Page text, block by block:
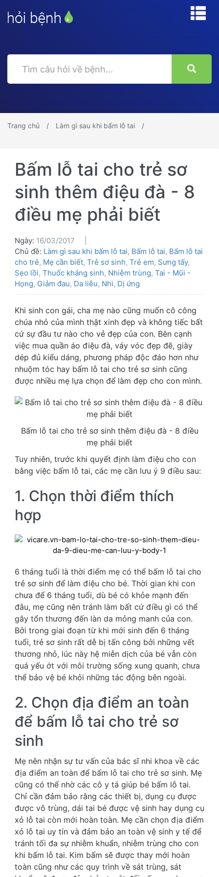
Trang chủ Làm gì sau khi bấm lỗ tai
Bấm lỗ tai cho trẻ sơ
sinh thêm điệu đà - 8
điều mẹ phải biết
Ngày: 16/03/2017
Chủ đề: Làm gì sau khi bấm lỗ tai, Bấm lỗ tai, Bấm lỗ tai
cho trẻ, Mẹ cần biết, Trẻ sơ sinh, Trẻ em, Sưng tấy,
Sẹo lồi, Thuốc kháng sinh, Nhiễm trùng, Tai - Mũi -
Họng, Giảm đau, Da liễu, Nhi, Dị ứng
Khi sinh con gái, cha mẹ nào cũng muốn cô công
chúa nhỏ của mình thật xinh đẹp và không tiếc bất
cứ sự đầu tư nào cho vẻ đẹp của con. Bên cạnh
việc mua quần áo điệu đà, váy vóc đẹp đẽ, giày
dép đủ kiểu dáng, phương pháp độc đáo hơn như
nhuộm tóc hay bấm lỗ tai cho trẻ sơ sinh cũng
được nhiều mẹ lựa chọn để làm đẹp cho con mình.
Bấm lỗ tai cho trẻ sơ sinh thêm điệu đà - 8 điều
mẹ phải biết
Tuy nhiên, trước khi quyết định làm điệu cho con
bằng việc bấm lỗ tai, các mẹ cần lưu ý 9 điều sau:
1. Chọn thời điểm thích
hợp
6 tháng tuổi là thời điểm mẹ có thể bấm lỗ tai cho
trẻ sơ sinh để làm điệu cho bé. Thời gian khi con
chưa để 6 tháng tuổi, dù bé có khỏe mạnh đến
đâu, mẹ cũng nên tránh làm bất cứ điều gì có thể
gây tổn thương đến làn da mỏng manh của con.
Bởi trong giai đoạn từ khi mới sinh đến 6 tháng
tuổi, trẻ sơ sinh rất dễ bị tấn công bởi những vết
thương nhỏ, lúc này hệ miễn dịch của bé vẫn còn
quá yếu ớt với môi trường sống xung quanh, chưa
thể bảo vệ bé khỏi những tác động bên ngoài.
2. Chọn địa điểm an toàn
để bấm lỗ tai cho trẻ sơ
sinh
Mẹ nên nhận sự tư vấn của bác sĩ nhi khoa về các
địa điểm an toàn để bấm lỗ tai cho trẻ sơ sinh. Mẹ
cũng có thể nhờ các cô y tá giúp bé bấm lỗ tai.
Chỉ cần đảm bảo rằng các thiết bị, dụng cụ được
được vô trùng, dái tai bé được vệ sinh hay dụng cụ
xỏ lỗ tai còn mới hoàn toàn. Mẹ cần chọn địa điểm
xỏ lỗ tai uy tín và đảm bảo an toàn vệ sinh y tế để
tránh tối đa sự nhiễm khuẩn, nhiễm trùng cho con
khi bấm lỗ tai. Kim bấm sẽ được thay mới hoàn
toàn cũng như các quy trình về sát trùng, sát